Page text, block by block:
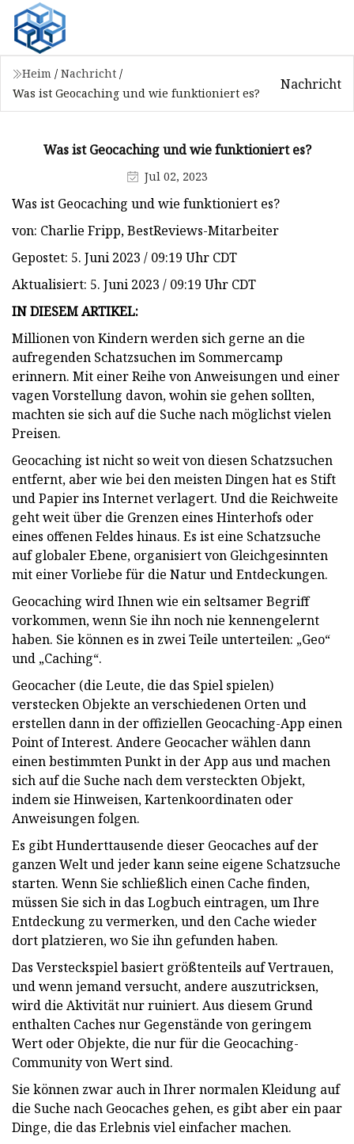
Heim / Nachricht /
Was ist Geocaching und wie funktioniert es?
Nachricht
Was ist Geocaching und wie funktioniert es?
Jul 02, 2023
Was ist Geocaching und wie funktioniert es?
von: Charlie Fripp, BestReviews-Mitarbeiter
Gepostet: 5. Juni 2023 / 09:19 Uhr CDT
Aktualisiert: 5. Juni 2023 / 09:19 Uhr CDT
IN DIESEM ARTIKEL:
Millionen von Kindern werden sich gerne an die
aufregenden Schatzsuchen im Sommercamp
erinnern. Mit einer Reihe von Anweisungen und einer
vagen Vorstellung davon, wohin sie gehen sollten,
machten sie sich auf die Suche nach möglichst vielen
Preisen.
Geocaching ist nicht so weit von diesen Schatzsuchen
entfernt, aber wie bei den meisten Dingen hat es Stift
und Papier ins Internet verlagert. Und die Reichweite
geht weit über die Grenzen eines Hinterhofs oder
eines offenen Feldes hinaus. Es ist eine Schatzsuche
auf globaler Ebene, organisiert von Gleichgesinnten
mit einer Vorliebe für die Natur und Entdeckungen.
Geocaching wird Ihnen wie ein seltsamer Begriff
vorkommen, wenn Sie ihn noch nie kennengelernt
haben. Sie können es in zwei Teile unterteilen: „Geo“
und „Caching“.
Geocacher (die Leute, die das Spiel spielen)
verstecken Objekte an verschiedenen Orten und
erstellen dann in der offiziellen Geocaching-App einen
Point of Interest. Andere Geocacher wählen dann
einen bestimmten Punkt in der App aus und machen
sich auf die Suche nach dem versteckten Objekt,
indem sie Hinweisen, Kartenkoordinaten oder
Anweisungen folgen.
Es gibt Hunderttausende dieser Geocaches auf der
ganzen Welt und jeder kann seine eigene Schatzsuche
starten. Wenn Sie schließlich einen Cache finden,
müssen Sie sich in das Logbuch eintragen, um Ihre
Entdeckung zu vermerken, und den Cache wieder
dort platzieren, wo Sie ihn gefunden haben.
Das Versteckspiel basiert größtenteils auf Vertrauen,
und wenn jemand versucht, andere auszutricksen,
wird die Aktivität nur ruiniert. Aus diesem Grund
enthalten Caches nur Gegenstände von geringem
Wert oder Objekte, die nur für die Geocaching-
Community von Wert sind.
Sie können zwar auch in Ihrer normalen Kleidung auf
die Suche nach Geocaches gehen, es gibt aber ein paar
Dinge, die das Erlebnis viel einfacher machen.